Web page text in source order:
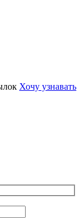
Хочу узнавать